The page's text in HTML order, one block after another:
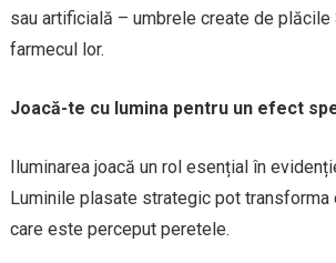
sau artificială – umbrele create de plăcile
farmecul lor.
Joacă-te cu lumina pentru un efect
Iluminarea joacă un rol esențial în
Luminile plasate strategic pot transforma
care este perceput peretele.